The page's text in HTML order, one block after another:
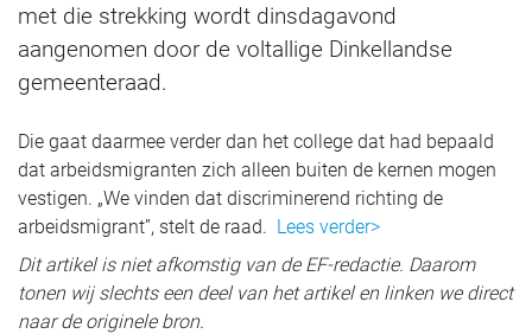
met die strekking wordt dinsdagavond
aangenomen door de voltallige Dinkellandse
gemeenteraad.
Die gaat daarmee verder dan het college dat had bepaald
dat arbeidsmigranten zich alleen buiten de kernen mogen
vestigen. „We vinden dat discriminerend richting de
arbeidsmigrant”, stelt de raad. Lees verder>
Dit artikel is niet afkomstig van de EF-redactie. Daarom
tonen wij slechts een deel van het artikel en linken we direct
naar de originele bron.